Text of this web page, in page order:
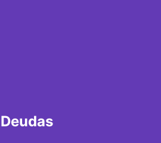
Deudas